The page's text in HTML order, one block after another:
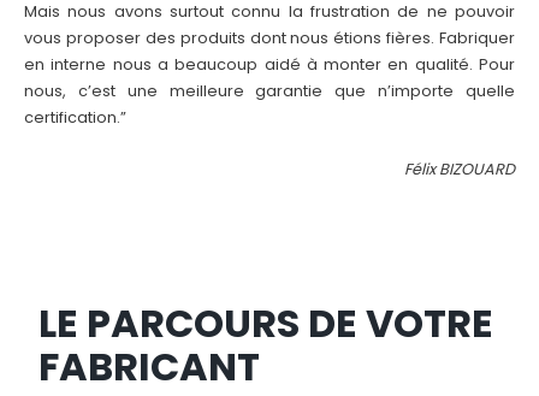
Mais nous avons surtout connu la frustration de ne pouvoir
vous proposer des produits dont nous étions fières. Fabriquer
en interne nous a beaucoup aidé à monter en qualité. Pour
nous, c’est une meilleure garantie que n’importe quelle
certification.”
Félix BIZOUARD
LE PARCOURS DE VOTRE
FABRICANT